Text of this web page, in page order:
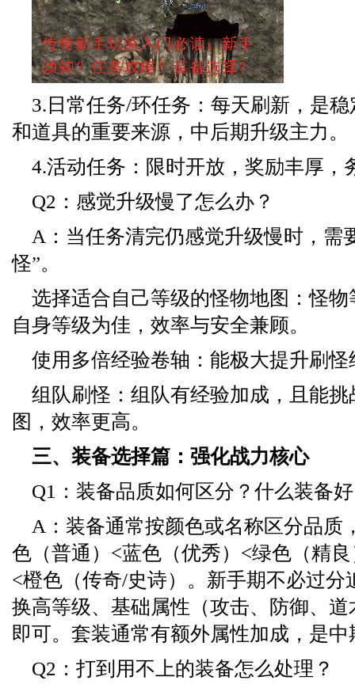
3.日常任务/环任务：每天刷新，是
和道具的重要来源，中后期升级主力。
4.活动任务：限时开放，奖励丰厚，
Q2：感觉升级慢了怎么办？
A：当任务清完仍感觉升级慢时，需
怪”。
选择适合自己等级的怪物地图：怪
自身等级为佳，效率与安全兼顾。
使用多倍经验卷轴：能极大提升刷怪
组队刷怪：组队有经验加成，且能
图，效率更高。
三、装备选择篇：强化战力核心
Q1：装备品质如何区分？什么装备
A：装备通常按颜色或名称区分品质
色（普通）<蓝色（优秀）<绿色（精
<橙色（传奇/史诗）。新手期不必过分
换高等级、基础属性（攻击、防御、
即可。套装通常有额外属性加成，是
Q2：打到用不上的装备怎么处理？